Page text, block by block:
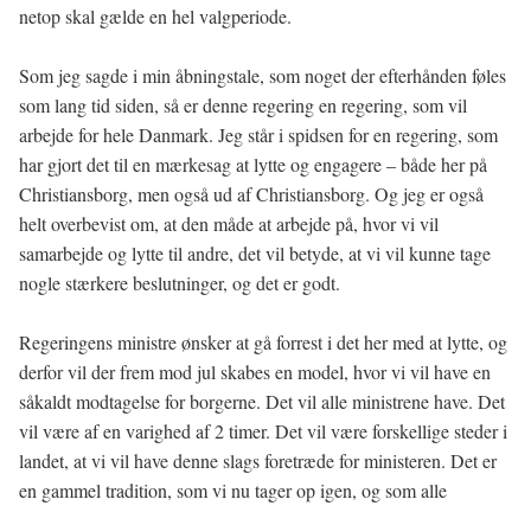
netop skal gælde en hel valgperiode.
Som jeg sagde i min åbningstale, som noget der efterhånden føles
som lang tid siden, så er denne regering en regering, som vil
arbejde for hele Danmark. Jeg står i spidsen for en regering, som
har gjort det til en mærkesag at lytte og engagere – både her på
Christiansborg, men også ud af Christiansborg. Og jeg er også
helt overbevist om, at den måde at arbejde på, hvor vi vil
samarbejde og lytte til andre, det vil betyde, at vi vil kunne tage
nogle stærkere beslutninger, og det er godt.
Regeringens ministre ønsker at gå forrest i det her med at lytte, og
derfor vil der frem mod jul skabes en model, hvor vi vil have en
såkaldt modtagelse for borgerne. Det vil alle ministrene have. Det
vil være af en varighed af 2 timer. Det vil være forskellige steder i
landet, at vi vil have denne slags foretræde for ministeren. Det er
en gammel tradition, som vi nu tager op igen, og som alle